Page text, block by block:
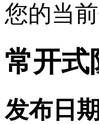
您的当
常开式
发布日期